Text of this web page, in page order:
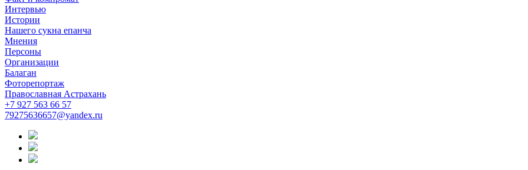
Интервью
Истории
Нашего сукна епанча
Мнения
Персоны
Организации
Балаган
Фоторепортаж
Православная Астрахань
+7 927 563 66 57
79275636657@yandex.ru